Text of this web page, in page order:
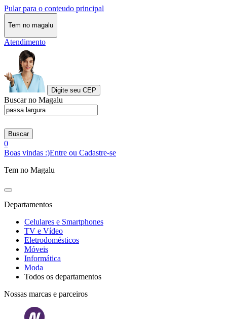
Pular para o conteudo principal
Tem no magalu
Atendimento
Digite seu CEP
Buscar no Magalu
Buscar
0
Boas vindas :)Entre ou Cadastre-se
Tem no Magalu
Departamentos
Celulares e Smartphones
TV e Vídeo
Eletrodomésticos
Móveis
Informática
Moda
Todos os departamentos
Nossas marcas e parceiros